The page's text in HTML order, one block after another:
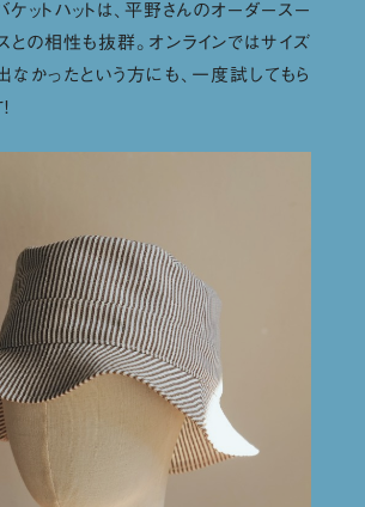
ットハットは、平野さんのオーダースー
との相性も抜群。オンラインではサイズ
かったという方にも、一度試してもら